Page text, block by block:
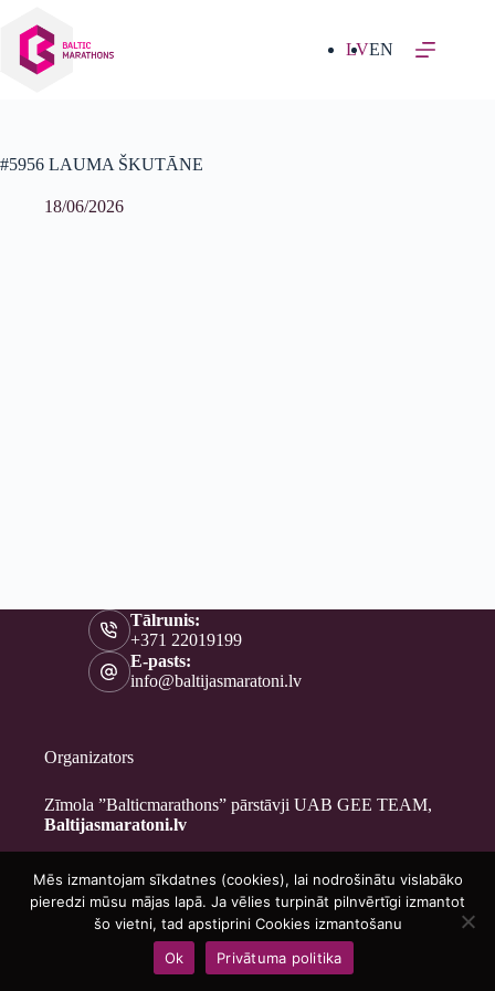
saturu
LVEN
#5956 LAUMA ŠKUTĀNE
18/06/2026
Tālrunis:
+371 22019199
E-pasts:
info@baltijasmaratoni.lv
Organizators
Zīmola ”Balticmarathons” pārstāvji UAB GEE TEAM,
Baltijasmaratoni.lv
Kontakti
Par mums
Brīvprātīgajiem
Privātuma politika
Copyright © 2026 - Baltijasmaratoni.lv
Mēs izmantojam sīkdatnes (cookies), lai nodrošinātu vislabāko
pieredzi mūsu mājas lapā. Ja vēlies turpināt pilnvērtīgi izmantot
šo vietni, tad apstiprini Cookies izmantošanu
Ok
Privātuma politika